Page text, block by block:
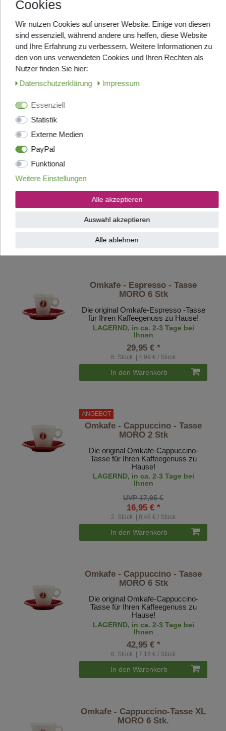
Höchster Genuss durch ESE Pads in
einer umweltschonenden Verpackung
mit Stickstoffatmosphäre
LAGERND, in ca. 2-3 Tage bei
Ihnen
ANGEBOT
UVP 12,95 €
11,95 € *
In den Warenkorb
Omkafe - Espresso - Tasse
MORO 6 Stk
Die original Omkafe-Espresso -Tasse
für Ihren Kaffeegenuss zu Hause!
LAGERND, in ca. 2-3 Tage bei
Ihnen
29,95 € *
6 Stück | 4,99 € / Stück
In den Warenkorb
ANGEBOT
Omkafe - Cappuccino - Tasse
MORO 2 Stk
Die original Omkafe-Cappuccino-
Tasse für Ihren Kaffeegenuss zu
Hause!
LAGERND, in ca. 2-3 Tage bei
Ihnen
UVP 17,95 €
16,95 € *
2 Stück | 8,48 € / Stück
In den Warenkorb
Omkafe - Cappuccino - Tasse
MORO 6 Stk
Die original Omkafe-Cappuccino-
Tasse für Ihren Kaffeegenuss zu
Hause!
LAGERND, in ca. 2-3 Tage bei
Ihnen
42,95 € *
6 Stück | 7,16 € / Stück
In den Warenkorb
Omkafe - Cappuccino-Tasse XL
MORO 6 Stk.
Cookies
Wir nutzen Cookies auf unserer Website. Einige von diesen
sind essenziell, während andere uns helfen, diese Website
und Ihre Erfahrung zu verbessern. Weitere Informationen zu
den von uns verwendeten Cookies und Ihren Rechten als
Nutzer finden Sie hier:
Daten­schutz­erklärung
Impressum
Essenziell
Statistik
Externe Medien
PayPal
Funktional
Weitere Einstellungen
Alle akzeptieren
Auswahl akzeptieren
Alle ablehnen